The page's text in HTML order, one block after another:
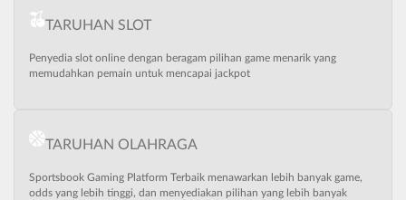
TARUHAN SLOT
Penyedia slot online dengan beragam pilihan game menarik yang
memudahkan pemain untuk mencapai jackpot
TARUHAN OLAHRAGA
Sportsbook Gaming Platform Terbaik menawarkan lebih banyak game,
odds yang lebih tinggi, dan menyediakan pilihan yang lebih banyak